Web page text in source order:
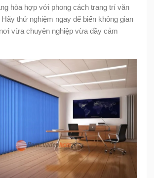
hòa hợp với phong cách trang trí văn
thử nghiệm ngay để biến không gian
vừa chuyên nghiệp vừa đầy cảm